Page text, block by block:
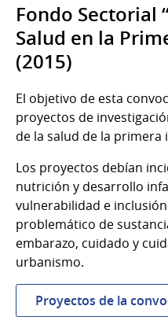
Fondo Sectorial
Salud en la
(2015)
El objetivo de esta
proyectos de
de la salud de la primera
Los proyectos debían
nutrición y desarrollo
vulnerabilidad e
problemático de
embarazo, cuidado y
urbanismo.
Proyectos de la